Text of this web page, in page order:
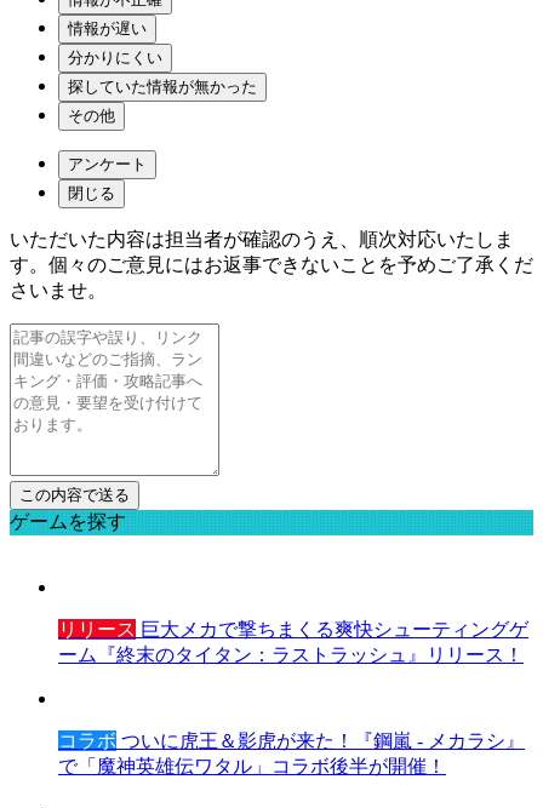
情報が遅い
分かりにくい
探していた情報が無かった
その他
アンケート
閉じる
いただいた内容は担当者が確認のうえ、順次対応いたしま
す。個々のご意見にはお返事できないことを予めご了承くだ
さいませ。
ゲームを探す
リリース 巨大メカで撃ちまくる爽快シューティングゲ
ーム『終末のタイタン：ラストラッシュ』リリース！
コラボ ついに虎王＆影虎が来た！『鋼嵐 - メカラシ』
で「魔神英雄伝ワタル」コラボ後半が開催！